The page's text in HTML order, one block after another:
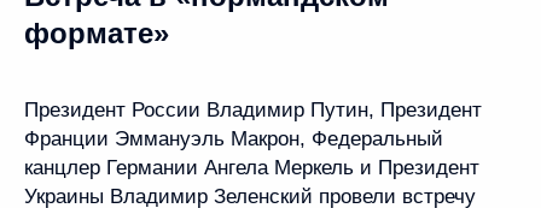
формате»
Президент России Владимир Путин, Президент
Франции Эммануэль Макрон, Федеральный
канцлер Германии Ангела Меркель и Президент
Украины Владимир Зеленский провели встречу